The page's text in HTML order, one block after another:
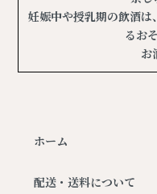
妊娠中や授乳期の飲酒
るお
お
ホーム
配送・送料について